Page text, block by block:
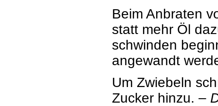
Beim Anbraten
statt mehr Öl
schwinden
angewandt
Um Zwiebeln
Zucker hinzu. –